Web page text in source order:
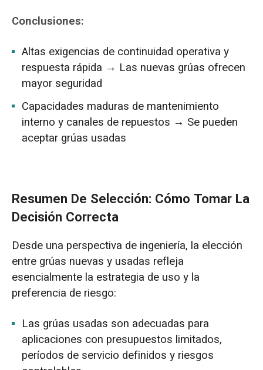
Conclusiones:
Altas exigencias de continuidad operativa y
respuesta rápida → Las nuevas grúas ofrecen
mayor seguridad
Capacidades maduras de mantenimiento
interno y canales de repuestos → Se pueden
aceptar grúas usadas
Resumen De Selección: Cómo Tomar La
Decisión Correcta
Desde una perspectiva de ingeniería, la elección
entre grúas nuevas y usadas refleja
esencialmente la estrategia de uso y la
preferencia de riesgo:
Las grúas usadas son adecuadas para
aplicaciones con presupuestos limitados,
períodos de servicio definidos y riesgos